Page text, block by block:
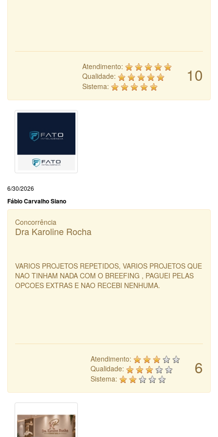
10
Atendimento:
Qualidade:
Sistema:
6/30/2026
Fábio Carvalho Siano
Concorrência
Dra Karoline Rocha
VARIOS PROJETOS REPETIDOS, VARIOS PROJETOS QUE
NAO TINHAM NADA COM O BREEFING , PAGUEI PELAS
OPCOES EXTRAS E NAO RECEBI NENHUMA.
6
Atendimento:
Qualidade:
Sistema: